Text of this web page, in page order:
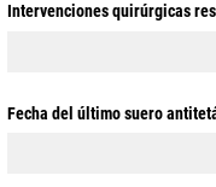
Intervenciones quirúrgicas
Fecha del último suero